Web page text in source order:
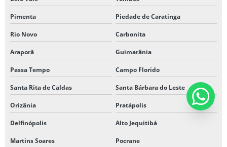
Pimenta Piedade de Caratinga
Rio Novo Carbonita
Araporã Guimarânia
Passa Tempo Campo Florido
Santa Rita de Caldas Santa Bárbara do Leste
Orizânia Pratápolis
Delfinópolis Alto Jequitibá
Martins Soares Pocrane